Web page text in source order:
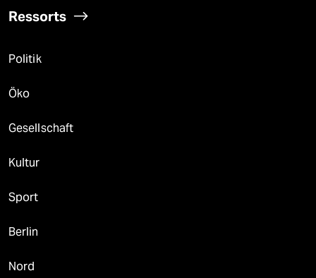
Ressorts
Politik
Öko
Gesellschaft
Kultur
Sport
Berlin
Nord